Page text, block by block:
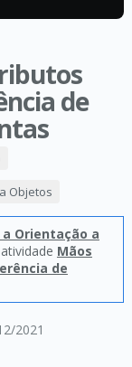
de
2021
Objetos
Orientação a
Mãos
de